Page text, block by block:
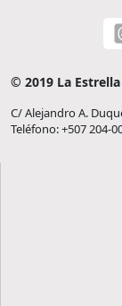
© 2019 La
C/ Alejandro A.
Teléfono: +507 204-